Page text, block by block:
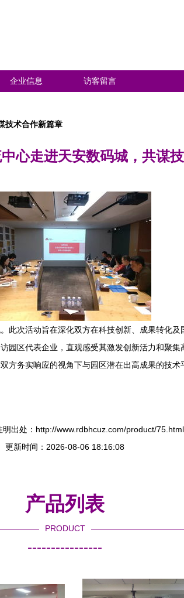
企业信息 访客留言
技术合作新篇章
心走进天安数码城，共谋
此次活动旨在深化双方在科技创新、成果转化
园区代表企业，直观感受其激发创新活力和聚
方务实响应的视角下与园区潜在出高成果的技
明出处：http://www.rdbhcuz.com/product/75.html
更新时间：2026-08-06 18:16:08
产品列表
PRODUCT
----------------